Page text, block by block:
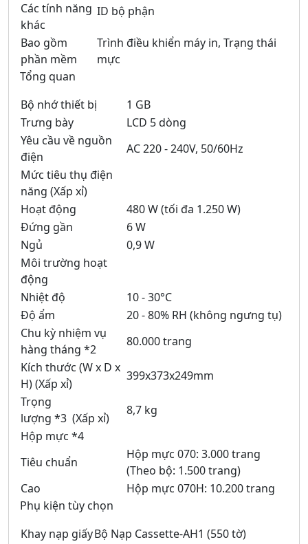
Các tính năng
khác
ID bộ phận
Bao gồm
phần mềm
Trình điều khiển máy in, Trạng thái
mực
Tổng quan
Bộ nhớ thiết bị
1 GB
Trưng bày
LCD 5 dòng
Yêu cầu về nguồn
điện
AC 220 - 240V, 50/60Hz
Mức tiêu thụ điện
năng (Xấp xỉ)
Hoạt động
480 W (tối đa 1.250 W)
Đứng gần
6 W
Ngủ
0,9 W
Môi trường hoạt
động
Nhiệt độ
10 - 30°C
Độ ẩm
20 - 80% RH (không ngưng tụ)
Chu kỳ nhiệm vụ
hàng tháng *2
80.000 trang
Kích thước (W x D x
H) (Xấp xỉ)
399x373x249mm
Trọng
lượng *3 (Xấp xỉ)
8,7 kg
Hộp mực *4
Tiêu chuẩn
Hộp mực 070: 3.000 trang
(Theo bộ: 1.500 trang)
Cao
Hộp mực 070H: 10.200 trang
Phụ kiện tùy chọn
Khay nạp giấyBộ Nạp Cassette-AH1 (550 tờ)